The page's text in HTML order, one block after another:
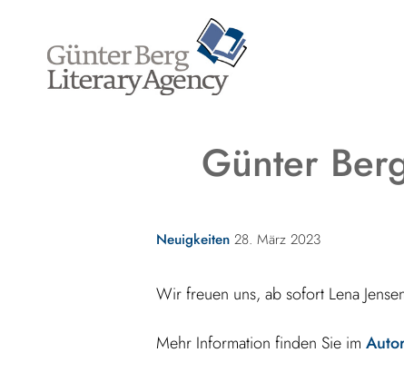
springen
Günter
Kategorien
Neuigkeiten 28. März 2023
Wir freuen uns, ab sofort Lena
Mehr Information finden Sie im